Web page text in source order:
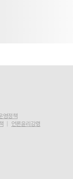
영정책
언론윤리강령